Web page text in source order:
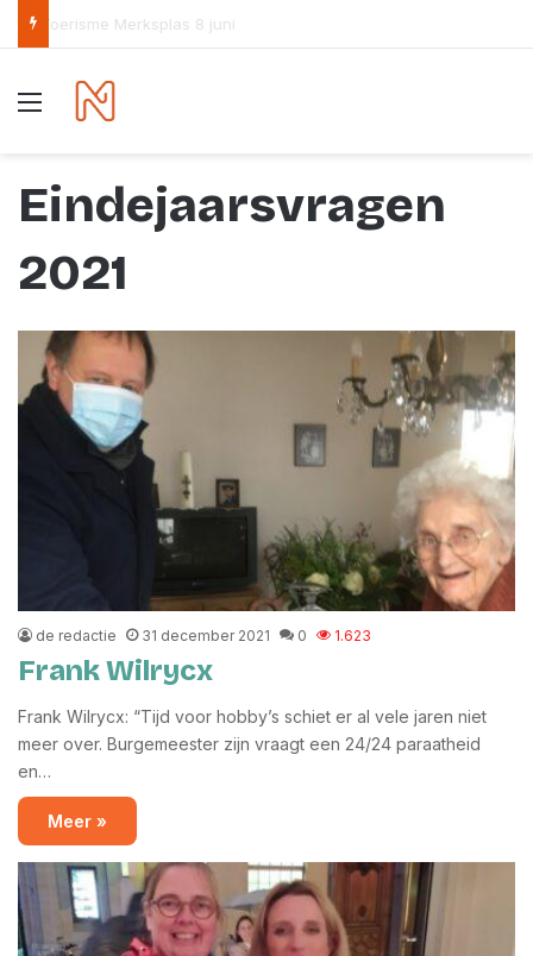
Menu
Eindejaarsvragen
2021
de redactie 31 december 2021 0 1.623
Frank Wilrycx
Frank Wilrycx: “Tijd voor hobby’s schiet er al vele jaren niet
meer over. Burgemeester zijn vraagt een 24/24 paraatheid
en…
Meer »